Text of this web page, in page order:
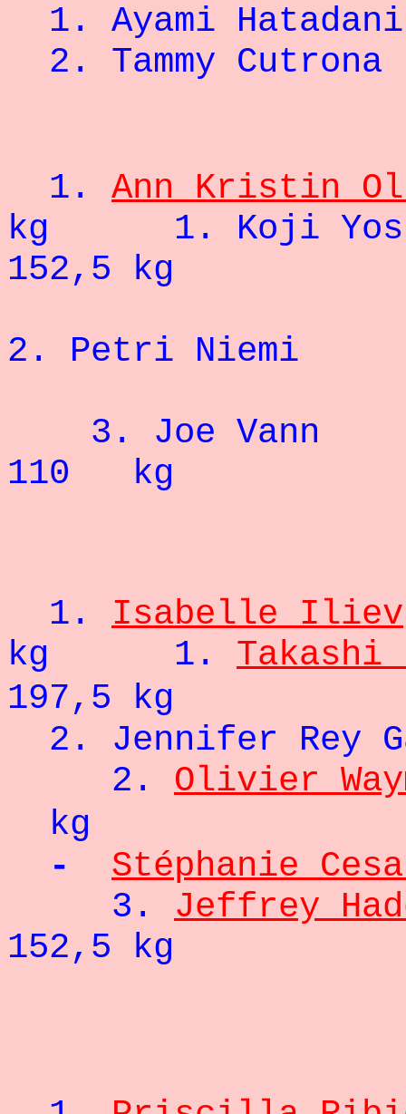
1. Ayami
2. Tammy
1. Ann Kristin
kg 1. Koji
152,5 kg
2. Petri
3.
110 kg
1. Isabelle Iliev
kg 1. Takashi
197,5 kg
2. Jennifer
2. Olivier
kg
-
Stéphanie
3. Jeffrey
152,5 kg